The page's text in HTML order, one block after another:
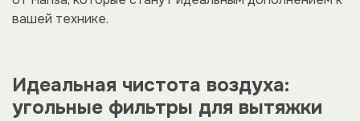
вашей технике.
Идеальная чистота воздуха:
угольные фильтры для вытяжки